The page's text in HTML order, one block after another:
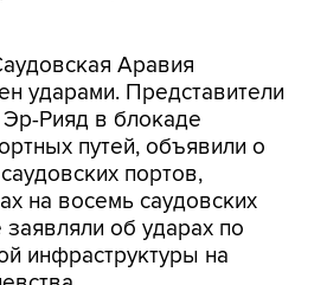
Аравия
Рияд в блокаде
путей, объявили о
портов,
на восемь саудовских
об ударах по
инфраструктуры на